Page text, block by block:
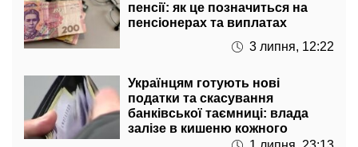
3 липня, 12:22
Українцям готують нові
банківської таємниці: влада
залізе в кишеню кожного
1 липня, 23:13